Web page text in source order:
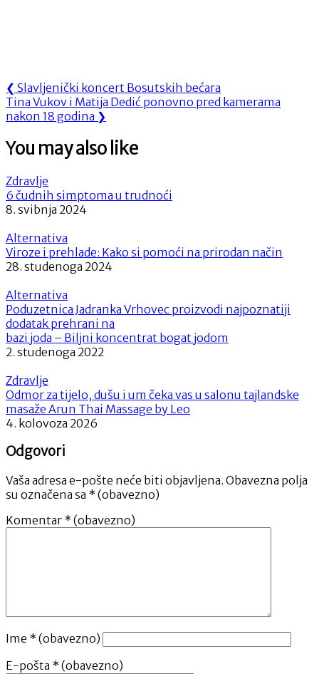
Navigacija
objava
❮ Previous
Post:
Slavljenički koncert Bosutskih bećara
Next
Post:
Tina Vukov i Matija Dedić ponovno pred kamerama
nakon 18 godina ❯
You may also like
Zdravlje
6 čudnih simptoma u trudnoći
8. svibnja 2024
Alternativa
Viroze i prehlade: Kako si pomoći na prirodan način
28. studenoga 2024
Alternativa
Poduzetnica Jadranka Vrhovec proizvodi najpoznatiji
dodatak prehrani na
bazi joda – Biljni koncentrat bogat jodom
2. studenoga 2022
Zdravlje
Odmor za tijelo, dušu i um čeka vas u salonu tajlandske
masaže Arun Thai Massage by Leo
4. kolovoza 2026
Odgovori
Vaša adresa e-pošte neće biti objavljena. Obavezna polja
su označena sa * (obavezno)
Komentar * (obavezno)
Ime * (obavezno)
E-pošta * (obavezno)